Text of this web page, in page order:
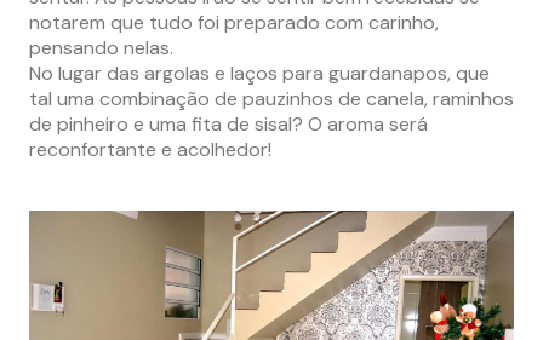
notarem que tudo foi preparado com carinho,
pensando nelas.
No lugar das argolas e laços para guardanapos, que
tal uma combinação de pauzinhos de canela, raminhos
de pinheiro e uma fita de sisal? O aroma será
reconfortante e acolhedor!